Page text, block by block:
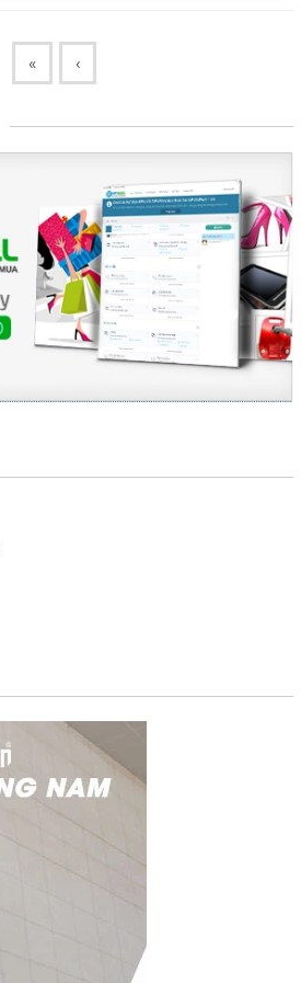
« ‹